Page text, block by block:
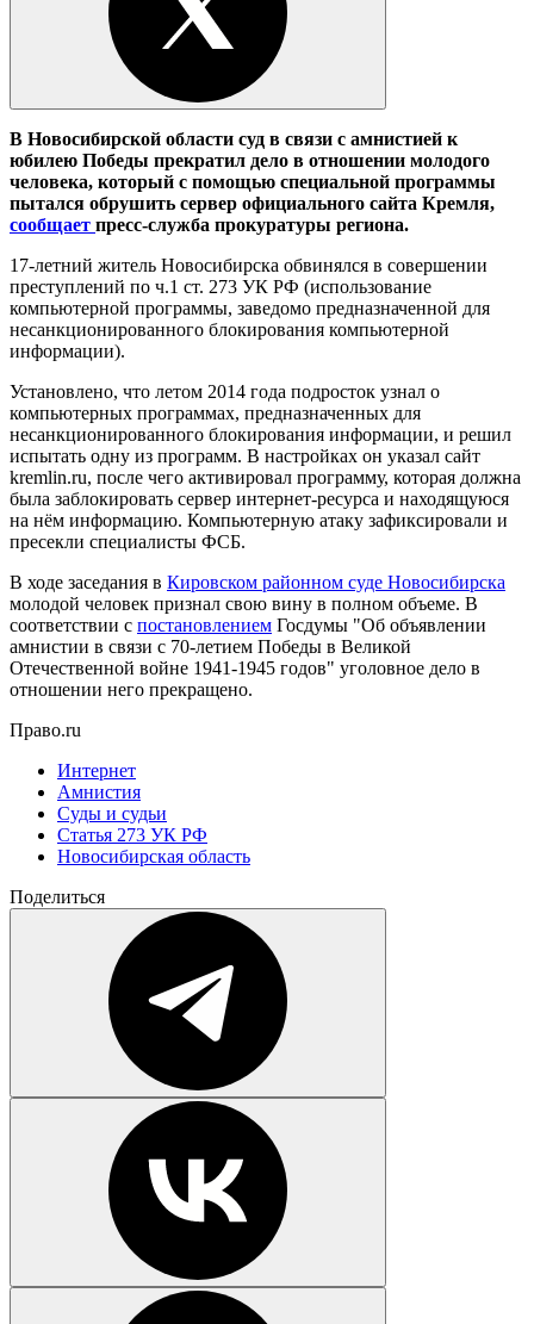
В Новосибирской области суд в связи с амнистией к
юбилею Победы прекратил дело в отношении молодого
человека, который с помощью специальной программы
пытался обрушить сервер официального сайта Кремля,
сообщает пресс-служба прокуратуры региона.
17-летний житель Новосибирска обвинялся в совершении
преступлений по ч.1 ст. 273 УК РФ (использование
компьютерной программы, заведомо предназначенной для
несанкционированного блокирования компьютерной
информации).
Установлено, что летом 2014 года подросток узнал о
компьютерных программах, предназначенных для
несанкционированного блокирования информации, и решил
испытать одну из программ. В настройках он указал сайт
kremlin.ru, после чего активировал программу, которая должна
была заблокировать сервер интернет-ресурса и находящуюся
на нём информацию. Компьютерную атаку зафиксировали и
пресекли специалисты ФСБ.
В ходе заседания в Кировском районном суде Новосибирска
молодой человек признал свою вину в полном объеме. В
соответствии с постановлением Госдумы "Об объявлении
амнистии в связи с 70-летием Победы в Великой
Отечественной войне 1941-1945 годов" уголовное дело в
отношении него прекращено.
Право.ru
Интернет
Амнистия
Суды и судьи
Статья 273 УК РФ
Новосибирская область
Поделиться